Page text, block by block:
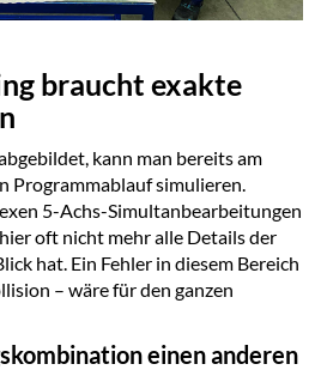
braucht exakte
kann man bereits am
Programmablauf simulieren.
5-Achs-Simultanbearbeitungen
oft nicht mehr alle Details der
hat. Ein Fehler in diesem Bereich
– wäre für den ganzen
einen anderen